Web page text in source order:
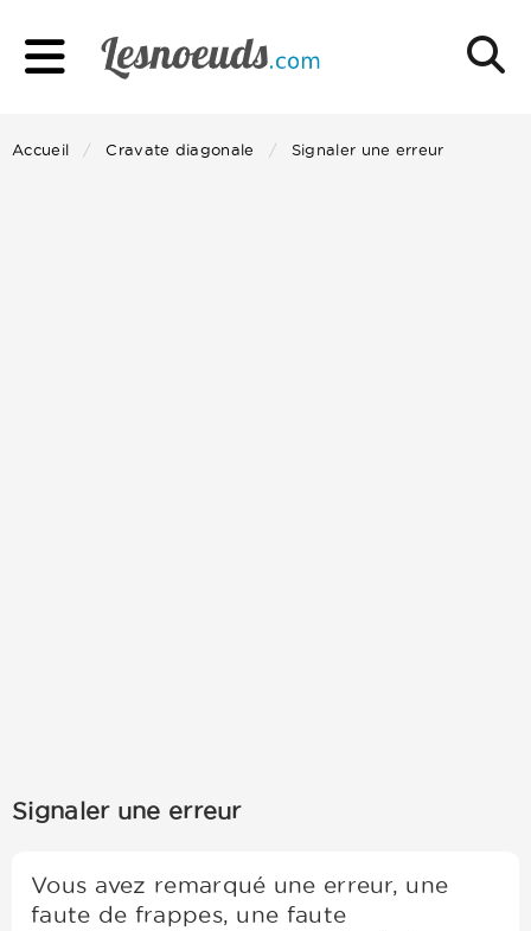
Accueil Cravate diagonale Signaler une erreur
Signaler une erreur
Vous avez remarqué une erreur, une
faute de frappes, une faute